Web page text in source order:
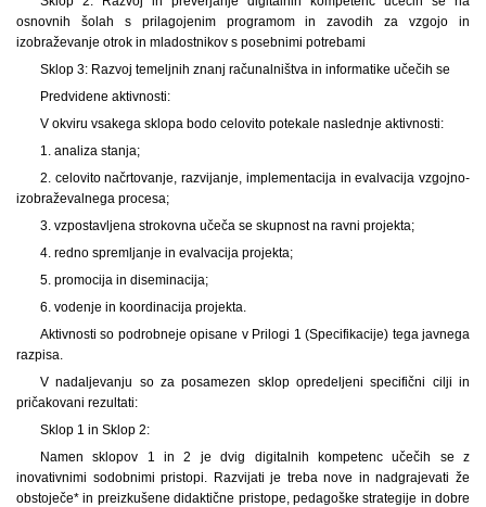
osnovnih šolah s prilagojenim programom in zavodih za vzgojo in
izobraževanje otrok in mladostnikov s posebnimi potrebami
Sklop 3: Razvoj temeljnih znanj računalništva in informatike učečih se
Predvidene aktivnosti:
V okviru vsakega sklopa bodo celovito potekale naslednje aktivnosti:
1. analiza stanja;
2. celovito načrtovanje, razvijanje, implementacija in evalvacija vzgojno-
izobraževalnega procesa;
3. vzpostavljena strokovna učeča se skupnost na ravni projekta;
4. redno spremljanje in evalvacija projekta;
5. promocija in diseminacija;
6. vodenje in koordinacija projekta.
Aktivnosti so podrobneje opisane v Prilogi 1 (Specifikacije) tega javnega
razpisa.
V nadaljevanju so za posamezen sklop opredeljeni specifični cilji in
pričakovani rezultati:
Sklop 1 in Sklop 2:
Namen sklopov 1 in 2 je dvig digitalnih kompetenc učečih se z
inovativnimi sodobnimi pristopi. Razvijati je treba nove in nadgrajevati že
obstoječe* in preizkušene didaktične pristope, pedagoške strategije in dobre